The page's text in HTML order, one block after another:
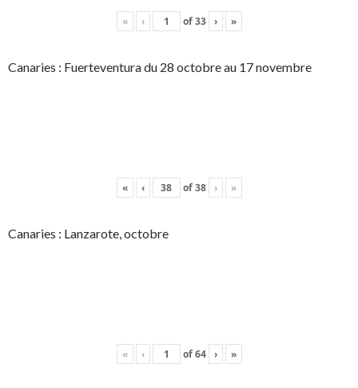
« ‹ of33 › »
Canaries : Fuerteventura du 28 octobre au 17 novembre
« ‹ of38 › »
Canaries : Lanzarote, octobre
« ‹ of64 › »